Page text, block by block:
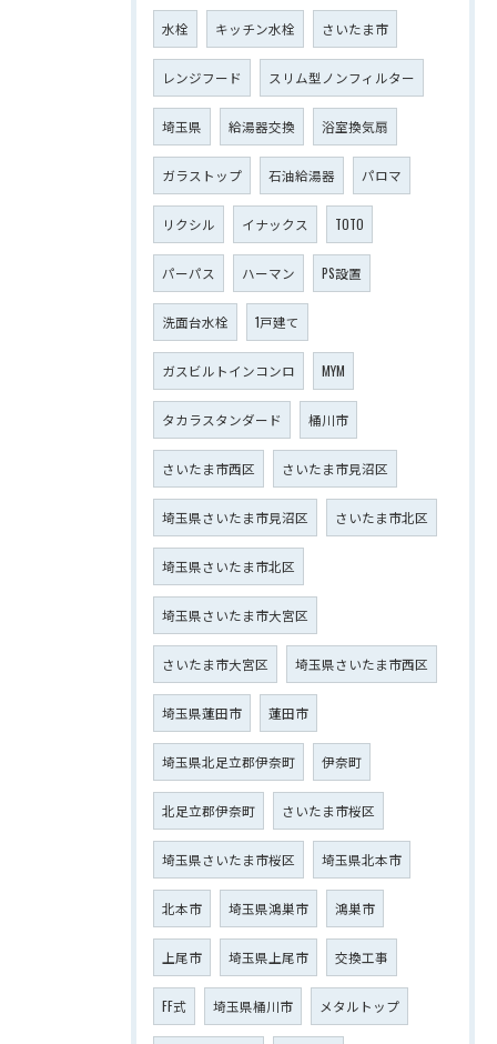
水栓 キッチン水栓 さいたま市
レンジフード スリム型ノンフィルター
埼玉県 給湯器交換 浴室換気扇
ガラストップ 石油給湯器 パロマ
リクシル イナックス TOTO
パーパス ハーマン PS設置
洗面台水栓 1戸建て
ガスビルトインコンロ MYM
タカラスタンダード 桶川市
さいたま市西区 さいたま市見沼区
埼玉県さいたま市見沼区 さいたま市北区
埼玉県さいたま市北区
埼玉県さいたま市大宮区
さいたま市大宮区 埼玉県さいたま市西区
埼玉県蓮田市 蓮田市
埼玉県北足立郡伊奈町 伊奈町
北足立郡伊奈町 さいたま市桜区
埼玉県さいたま市桜区 埼玉県北本市
北本市 埼玉県鴻巣市 鴻巣市
上尾市 埼玉県上尾市 交換工事
FF式 埼玉県桶川市 メタルトップ